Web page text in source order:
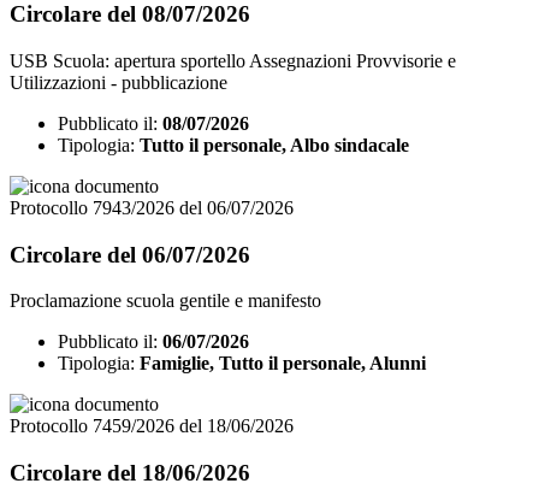
Circolare del 08/07/2026
USB Scuola: apertura sportello Assegnazioni Provvisorie e
Utilizzazioni - pubblicazione
Pubblicato il: 08/07/2026
Tipologia: Tutto il personale, Albo sindacale
Protocollo 7943/2026 del 06/07/2026
Circolare del 06/07/2026
Proclamazione scuola gentile e manifesto
Pubblicato il: 06/07/2026
Tipologia: Famiglie, Tutto il personale, Alunni
Protocollo 7459/2026 del 18/06/2026
Circolare del 18/06/2026